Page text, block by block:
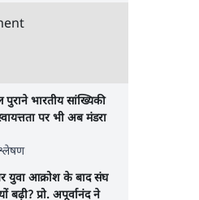
भारतीय सांख्यिकी
पर भी अब मंडरा
युवा आक्रोश के बाद संघ
बढ़ी? प्रो. अपूर्वानंद ने